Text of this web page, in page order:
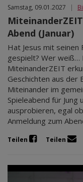
Samstag, 09.01.2027 |
Abend (Januar)
Hat Jesus mit
gespielt? Wer
MiteinanderZEIT
Geschichten aus der
Miteinander im
Spieleabend für Jung
ausprobieren, egal
Anmeldung zum
Teilen Teilen